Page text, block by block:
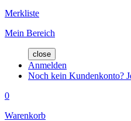
Merkliste
Mein Bereich
close
Anmelden
Noch kein Kundenkonto?
0
Warenkorb